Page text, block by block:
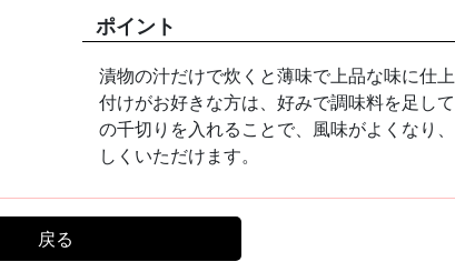
ポイント
漬物の汁だけで炊くと薄味で上品な味に仕
付けがお好きな方は、好みで調味料を足し
の千切りを入れることで、風味がよくなり
しくいただけます。
戻る